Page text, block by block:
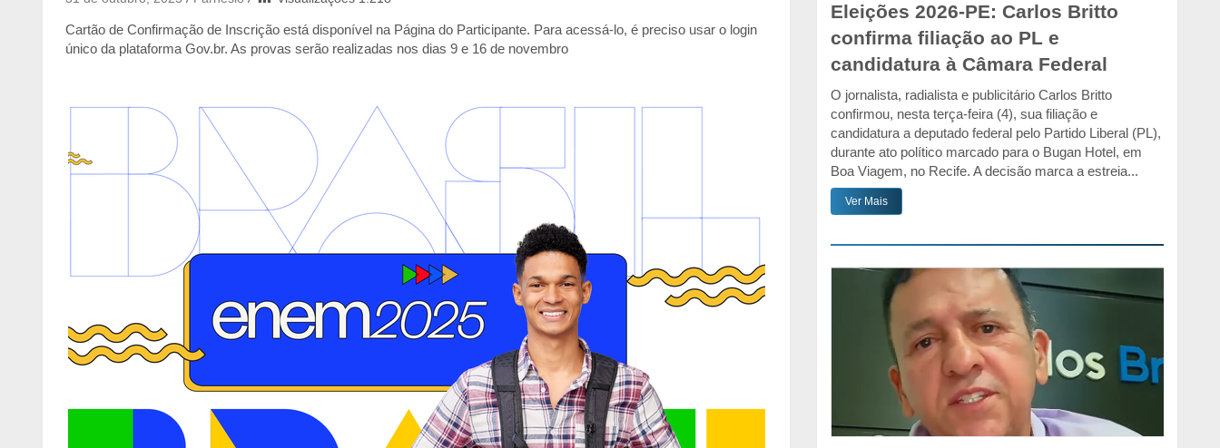
Cartão de Confirmação de Inscrição está disponível na Página do Participante. Para acessá-lo, é preciso usar o login
único da plataforma Gov.br. As provas serão realizadas nos dias 9 e 16 de novembro
Eleições 2026-PE: Carlos Britto
confirma filiação ao PL e
candidatura à Câmara Federal
O jornalista, radialista e publicitário Carlos Britto
confirmou, nesta terça-feira (4), sua filiação e
candidatura a deputado federal pelo Partido Liberal (PL),
durante ato político marcado para o Bugan Hotel, em
Boa Viagem, no Recife. A decisão marca a estreia...
Ver Mais